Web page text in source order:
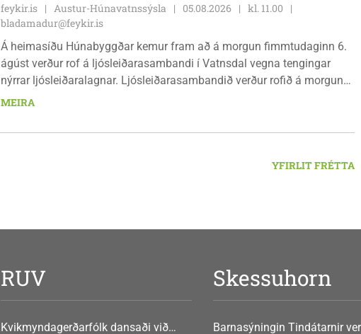
feykir.is Austur-Húnavatnssýsla 05.08.2026
kl. 11.00
bladamadur@feykir.is
Á heimasíðu Húnabyggðar kemur fram að á morgun fimmtudaginn 6.
ágúst verður rof á ljósleiðarasambandi í Vatnsdal vegna tengingar
nýrrar ljósleiðaralagnar. Ljósleiðarasambandið verður rofið á morgun
fimmtudag klukkan 9:00 í vestanverðum Vatnsdal.
MEIRA
YFIRLIT FRÉTTA
RUV
Kvikmyndagerðarfólk dansaði við
Skessuhorn
Barnasýningin Tindátarnir